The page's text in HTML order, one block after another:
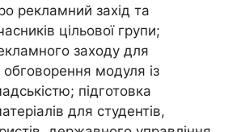
рекламний захід та
цільової групи;
заходу для
обговорення модуля із
підготовка
для студентів,